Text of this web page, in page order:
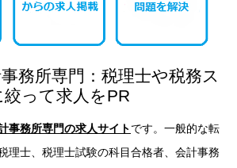
務所専門：税理士や税務ス
って求人をPR
事務所専門の求人サイトです。一般的な転
理士、税理士試験の科目合格者、会計事務